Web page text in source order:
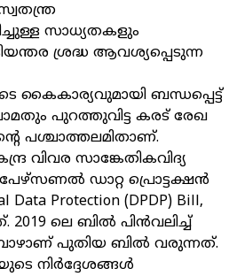
സാധ്യതകളും
ശ്രദ്ധ ആവശ്യപ്പെടുന്ന
കൈകാര്യവുമായി ബന്ധപ്പെട്ട്
പുറത്തുവിട്ട കരട്‌ രേഖ
പശ്ചാത്തലമിതാണ്.
വിവര സാങ്കേതികവിദ്യ
പേഴ്‌സണല്‍ ഡാറ്റ പ്രൊട്ടക്ഷന്‍
Protection (DPDP) Bill,
2019 ലെ ബില്‍ പിന്‍വലിച്ച്
പുതിയ ബില്‍ വരുന്നത്.
നിര്‍ദ്ദേശങ്ങള്‍